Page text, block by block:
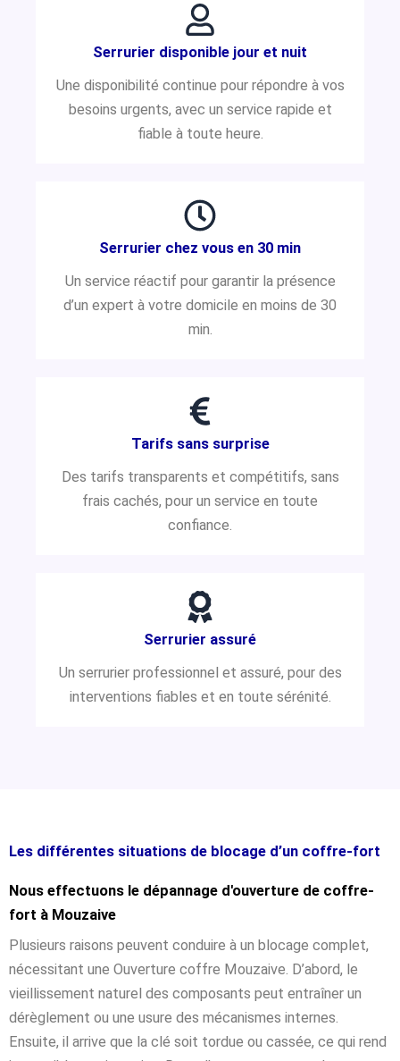
Serrurier disponible jour et nuit
Une disponibilité continue pour répondre à vos
besoins urgents, avec un service rapide et
fiable à toute heure.
Serrurier chez vous en 30 min
Un service réactif pour garantir la présence
d’un expert à votre domicile en moins de 30
min.
Tarifs sans surprise
Des tarifs transparents et compétitifs, sans
frais cachés, pour un service en toute
confiance.
Serrurier assuré
Un serrurier professionnel et assuré, pour des
interventions fiables et en toute sérénité.
Les différentes situations de blocage d’un coffre-fort
Nous effectuons le dépannage d'ouverture de coffre-
fort à Mouzaive
Plusieurs raisons peuvent conduire à un blocage complet,
nécessitant une Ouverture coffre Mouzaive. D’abord, le
vieillissement naturel des composants peut entraîner un
dérèglement ou une usure des mécanismes internes.
Ensuite, il arrive que la clé soit tordue ou cassée, ce qui rend